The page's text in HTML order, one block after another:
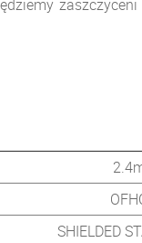
SHIELDED